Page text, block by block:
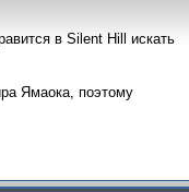
в Silent Hill искать
Ямаока, поэтому